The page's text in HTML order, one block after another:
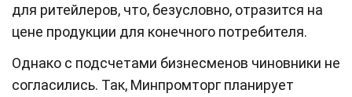
для ритейлеров, что, безусловно, отразится на
цене продукции для конечного потребителя.
Однако с подсчетами бизнесменов чиновники не
согласились. Так, Минпромторг планирует